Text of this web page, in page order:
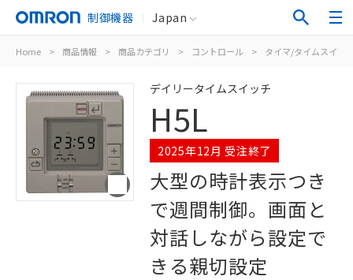
制御機器 Japan
Home > 商品情報 > 商品カテゴリ > コントロール > タイマ/タイムスイッ
デイリータイムスイッチ
H5L
2025年12月 受注終了
大型の時計表示つき
で週間制御。画面と
対話しながら設定で
きる親切設定